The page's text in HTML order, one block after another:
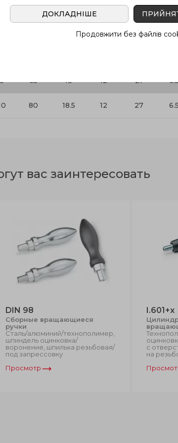
1 1 2
65 18 12 21
80 18.5 12 27 6.5
вас заинтересовать
DIN 98
Сборные вращающиеся
ручки
Сталь/алюминий/технополимер,
шпиндель оцинковка/
воронение, шпилька резьбовая/
под запрессовку
Просмотр
I.601+x
с
на
ДОКЛАДНІШЕ
Продовжити без файлів